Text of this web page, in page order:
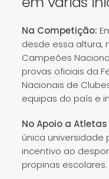
Na Competição:
desde essa altura,
Campeões
provas oficiais da
Nacionais de
equipas do país e
No Apoio a Atletas
única
incentivo ao
propinas escolares.